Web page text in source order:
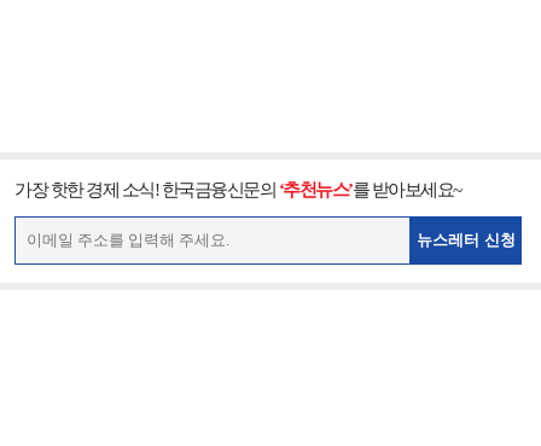
가장 핫한 경제 소식! 한국금융신문의 ‘추천뉴스’를 받아보세요~
뉴스레터 신청